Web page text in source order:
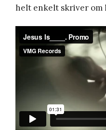
helt enkelt skriver om